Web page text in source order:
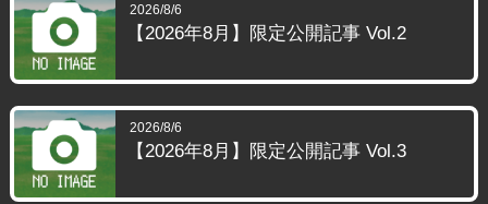
2026/8/6
【2026年8月】限定公開記事 Vol.2
2026/8/6
【2026年8月】限定公開記事 Vol.3